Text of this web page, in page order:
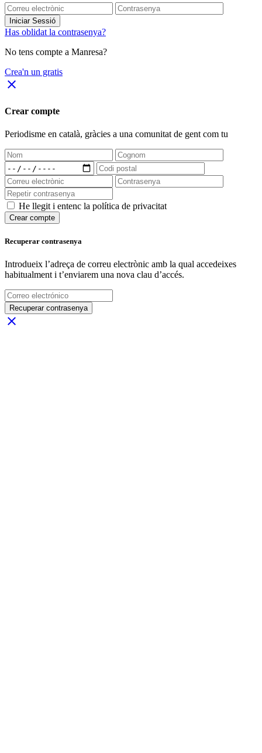
Iniciar Sessió
Has oblidat la contrasenya?
No tens compte a Manresa?
Crea'n un gratis
close
Crear compte
Periodisme en català, gràcies a una comunitat de gent com tu
He llegit i entenc la política de privacitat
Crear compte
Recuperar contrasenya
Introdueix l’adreça de correu electrònic amb la qual accedeixes
habitualment i t’enviarem una nova clau d’accés.
Recuperar contrasenya
close